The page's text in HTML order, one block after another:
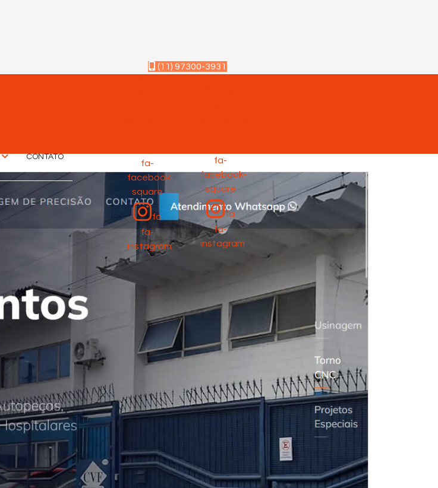
CONTATO
(11) 97300-3931
fa-
facebook-
square
fa
fa-
instagram
fa-
facebook-
square
fa
fa-
instagram